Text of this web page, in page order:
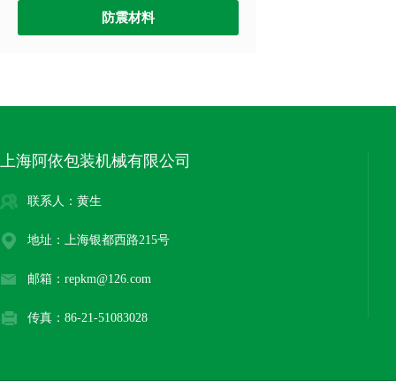
防震材料
上海阿依包装机械有限公司
联系人：黄生
地址：上海银都西路215号
邮箱：repkm@126.com
传真：86-21-51083028